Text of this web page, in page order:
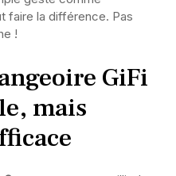
faire la différence. Pas
!
GiFi
mais